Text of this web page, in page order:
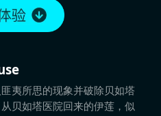
夷所思的现象并破除贝如塔
贝如塔医院回来的伊莲，似